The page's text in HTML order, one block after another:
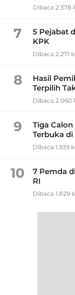
Dibaca 2.378
7
5 Pejabat
KPK
Dibaca 2.271
8
Hasil
Terpilih
Dibaca 2.060
9
Tiga
Terbuka
Dibaca 1.939
10
7 Pemda
RI
Dibaca 1.829